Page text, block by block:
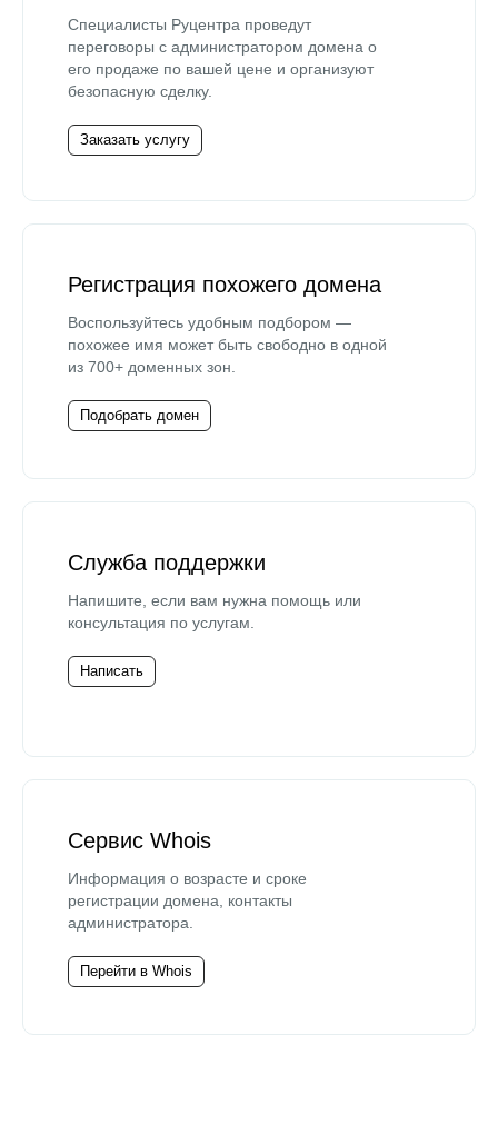
Специалисты Руцентра проведут
переговоры с администратором домена о
его продаже по вашей цене и организуют
безопасную сделку.
Заказать услугу
Регистрация похожего домена
Воспользуйтесь удобным подбором —
похожее имя может быть свободно в одной
из 700+ доменных зон.
Подобрать домен
Служба поддержки
Напишите, если вам нужна помощь или
консультация по услугам.
Написать
Сервис Whois
Информация о возрасте и сроке
регистрации домена, контакты
администратора.
Перейти в Whois